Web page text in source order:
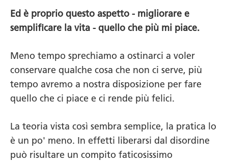
Ed è proprio questo aspetto - migliorare e
semplificare la vita - quello che più mi piace.
Meno tempo sprechiamo a ostinarci a voler
conservare qualche cosa che non ci serve, più
tempo avremo a nostra disposizione per fare
quello che ci piace e ci rende più felici.
La teoria vista così sembra semplice, la pratica lo
è un po' meno. In effetti liberarsi dal disordine
può risultare un compito faticosissimo